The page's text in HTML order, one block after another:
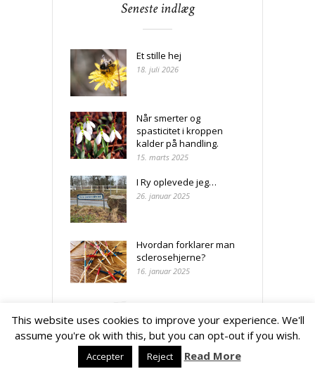
Seneste indlæg
Et stille hej
18. juli 2026
Når smerter og
spasticitet i kroppen
kalder på handling.
15. marts 2025
I Ry oplevede jeg…
26. januar 2025
Hvordan forklarer man
sclerosehjerne?
16. januar 2025
i skak?
13. januar 2025
This website uses cookies to improve your experience. We'll
assume you're ok with this, but you can opt-out if you wish.
Accepter Reject Read More